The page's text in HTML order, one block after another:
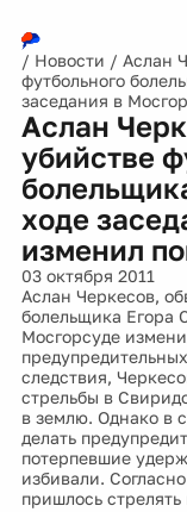
/ Новости / Аслан
футбольного
заседания в
Аслан
убийстве
ходе
изменил
03 октября 2011
Аслан Черкесов,
болельщика Егора
Мосгорсуде
следствия,
стрельбы в
в землю. Однако в
делать
потерпевшие
избивали.
пришлось